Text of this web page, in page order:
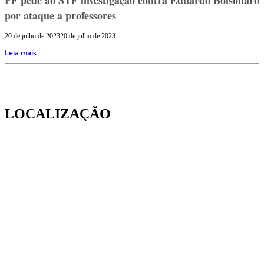
por ataque a professores
20 de julho de 202320 de julho de 2023
Leia mais
LOCALIZAÇÃO